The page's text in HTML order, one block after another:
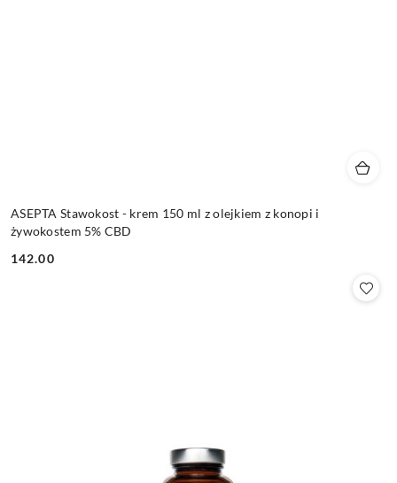
ASEPTA Stawokost - krem 150 ml z olejkiem z konopi i
żywokostem 5% CBD
Cena:
142.00